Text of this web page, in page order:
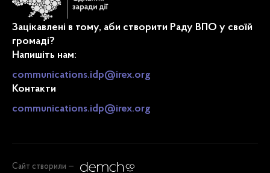
Зацікавлені в тому, аби створити Раду ВПО у своїй
громаді?
Напишіть нам:
communications.idp@irex.org
Контакти
communications.idp@irex.org
Сайт створили —